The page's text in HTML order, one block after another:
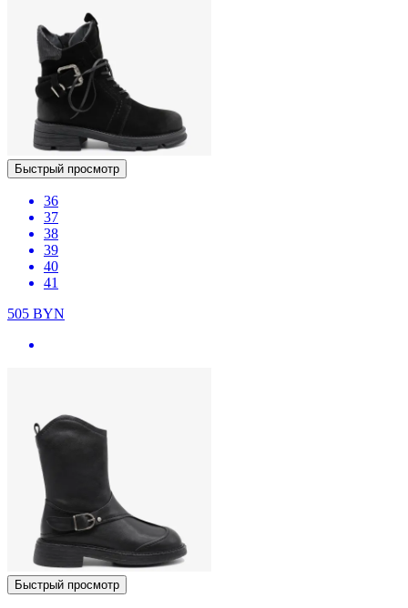
Быстрый просмотр
36
37
38
39
40
41
505 BYN
Быстрый просмотр